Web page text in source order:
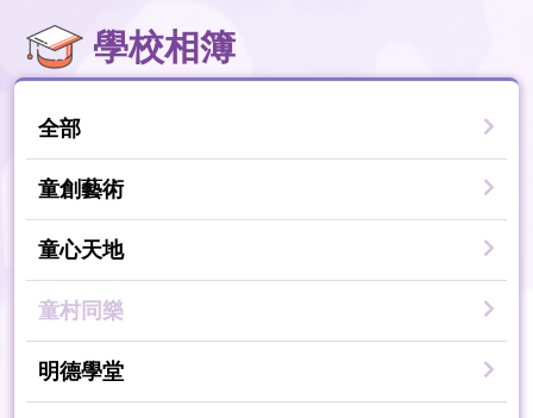
學校相簿
全部
童創藝術
童心天地
童村同樂
明德學堂